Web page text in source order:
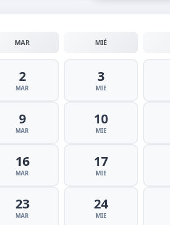
MAR MIÉ
2
MAR
3
MIE
9
MAR
10
MIE
16
MAR
17
MIE
23
MAR
24
MIE